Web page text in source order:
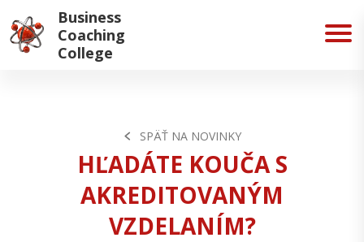
https://www.koucovaciaskola.sk/o-skole/nasi-absolventi" />
Business
Coaching
College
SPÄŤ NA NOVINKY
HĽADÁTE KOUČA S
AKREDITOVANÝM
VZDELANÍM?